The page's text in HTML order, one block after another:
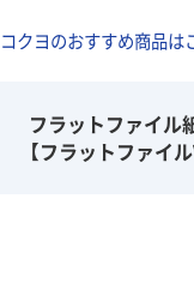
コクヨのおすすめ商品は
フラットファイル
【フラットファイル